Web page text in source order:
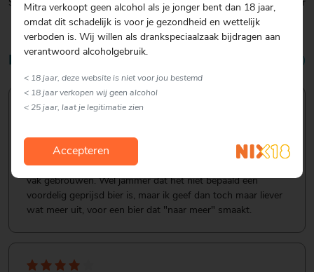
4,9/5 (7 reviews)
6 november 2025
Een uitstekende quadrupel, ongetwijfeld met liefde voor het
vak gebrouwen. Wel jammer dat het niet bepaald een
voordelig geprijsd bier is, maar ik geef dan toch maar liever
wat meer uit, voor een bier dat "naar meer" smaakt.
Smaak: Rijk & Donker
Mitra verkoopt geen alcohol als je jonger bent dan 18 jaar,
omdat dit schadelijk is voor je gezondheid en wettelijk
verboden is. Wij willen als drankspeciaalzaak bijdragen aan
verantwoord alcoholgebruik.
< 18 jaar, deze website is niet voor jou bestemd
< 18 jaar verkopen wij geen alcohol
< 25 jaar, laat je legitimatie zien
Accepteren